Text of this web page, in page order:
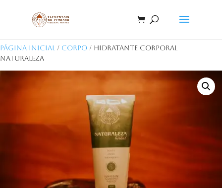
Página Inicial / Corpo / Hidratante Corporal
Naturaleza